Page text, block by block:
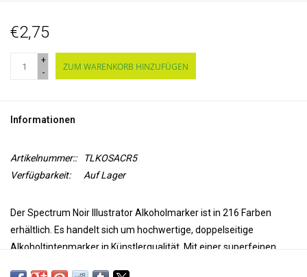
€2,75
+
-
ZUM WARENKORB HINZUFÜGEN
Informationen
Artikelnummer::
TLKOSACR5
Verfügbarkeit:
Auf Lager
Der Spectrum Noir Illustrator Alkoholmarker ist in 216 Farben
erhältlich. Es handelt sich um hochwertige, doppelseitige
Alkoholtintenmarker in Künstlerqualität. Mit einer superfeinen